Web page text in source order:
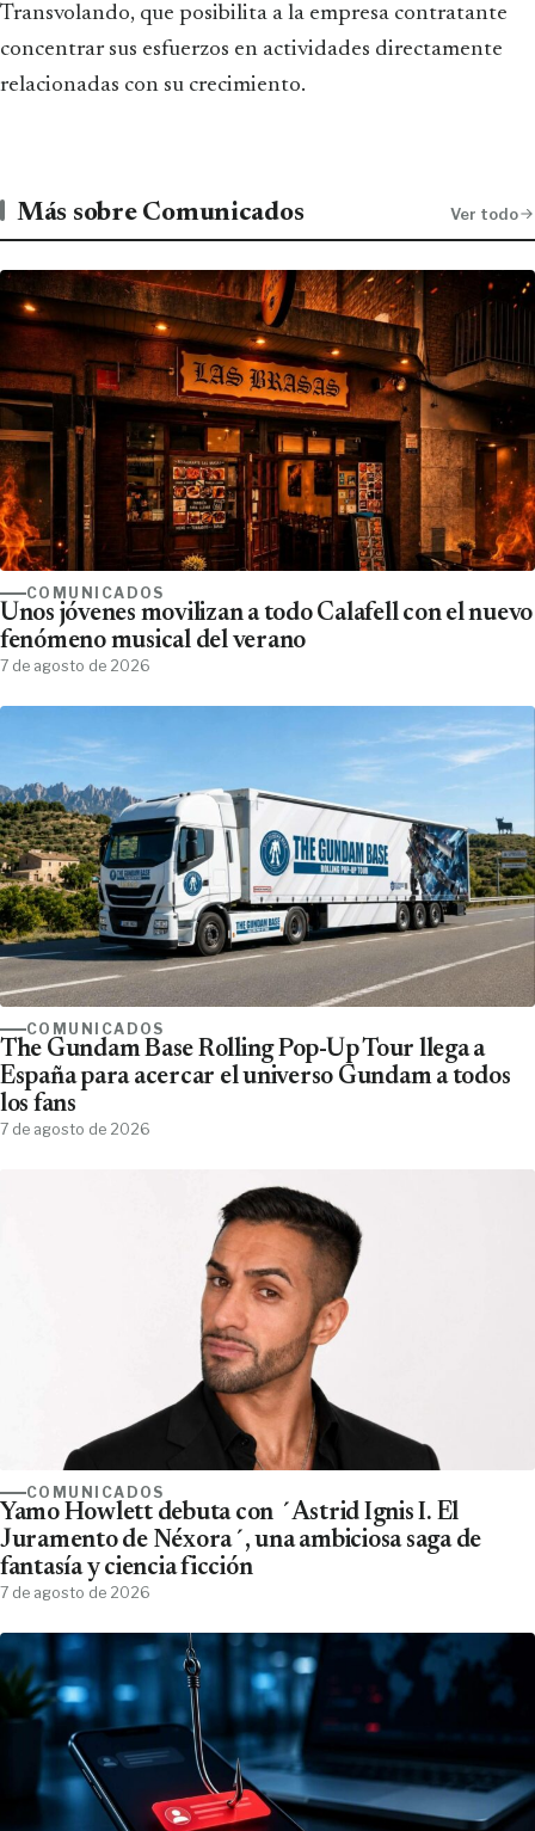
Transvolando, que posibilita a la empresa contratante
concentrar sus esfuerzos en actividades directamente
relacionadas con su crecimiento.
Más sobre Comunicados Ver todo
COMUNICADOS
Unos jóvenes movilizan a todo Calafell con el nuevo
fenómeno musical del verano
7 de agosto de 2026
COMUNICADOS
The Gundam Base Rolling Pop-Up Tour llega a
España para acercar el universo Gundam a todos
los fans
7 de agosto de 2026
COMUNICADOS
Yamo Howlett debuta con ´Astrid Ignis I. El
Juramento de Néxora´, una ambiciosa saga de
fantasía y ciencia ficción
7 de agosto de 2026